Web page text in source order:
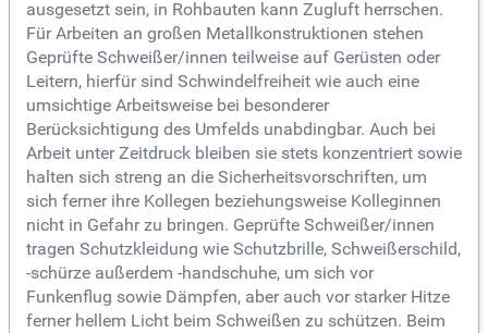
ausgesetzt sein, in Rohbauten kann Zugluft herrschen.
Für Arbeiten an großen Metallkonstruktionen stehen
Geprüfte Schweißer/innen teilweise auf Gerüsten oder
Leitern, hierfür sind Schwindelfreiheit wie auch eine
umsichtige Arbeitsweise bei besonderer
Berücksichtigung des Umfelds unabdingbar. Auch bei
Arbeit unter Zeitdruck bleiben sie stets konzentriert sowie
halten sich streng an die Sicherheitsvorschriften, um
sich ferner ihre Kollegen beziehungsweise Kolleginnen
nicht in Gefahr zu bringen. Geprüfte Schweißer/innen
tragen Schutzkleidung wie Schutzbrille, Schweißerschild,
-schürze außerdem -handschuhe, um sich vor
Funkenflug sowie Dämpfen, aber auch vor starker Hitze
ferner hellem Licht beim Schweißen zu schützen. Beim